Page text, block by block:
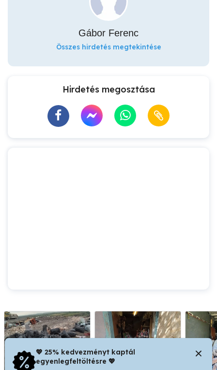
Gábor Ferenc
Összes hirdetés megtekintése
Hirdetés megosztása
💖 25% kedvezményt kaptál
egyenlegfeltöltésre 💖